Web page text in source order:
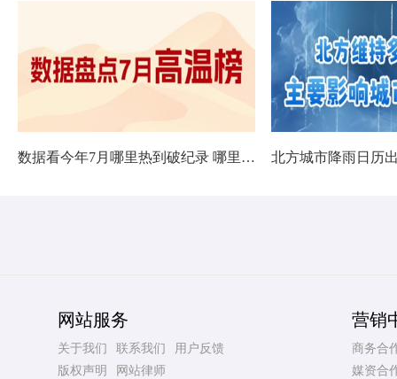
数据看今年7月哪里热到破纪录 哪里暑热连轴转
网站服务
关于我们 联系我们
用户反馈
版权声明
网站律师
营销
商务合
媒资合